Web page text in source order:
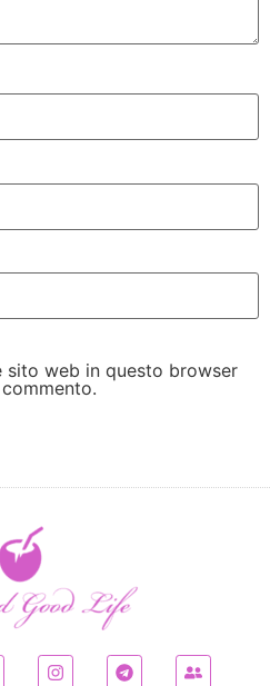
sito web in questo browser